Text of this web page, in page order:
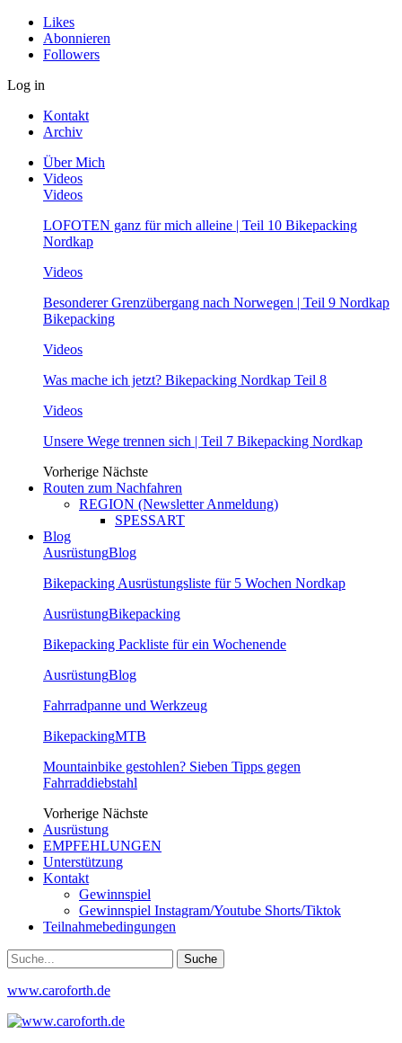
Likes
Abonnieren
Followers
Log in
Kontakt
Archiv
Über Mich
Videos
Videos
LOFOTEN ganz für mich alleine | Teil 10 Bikepacking
Nordkap
Videos
Besonderer Grenzübergang nach Norwegen | Teil 9 Nordkap
Bikepacking
Videos
Was mache ich jetzt? Bikepacking Nordkap Teil 8
Videos
Unsere Wege trennen sich | Teil 7 Bikepacking Nordkap
Vorherige Nächste
Routen zum Nachfahren
REGION (Newsletter Anmeldung)
SPESSART
Blog
AusrüstungBlog
Bikepacking Ausrüstungsliste für 5 Wochen Nordkap
AusrüstungBikepacking
Bikepacking Packliste für ein Wochenende
AusrüstungBlog
Fahrradpanne und Werkzeug
BikepackingMTB
Mountainbike gestohlen? Sieben Tipps gegen
Fahrraddiebstahl
Vorherige Nächste
Ausrüstung
EMPFEHLUNGEN
Unterstützung
Kontakt
Gewinnspiel
Gewinnspiel Instagram/Youtube Shorts/Tiktok
Teilnahmebedingungen
www.caroforth.de